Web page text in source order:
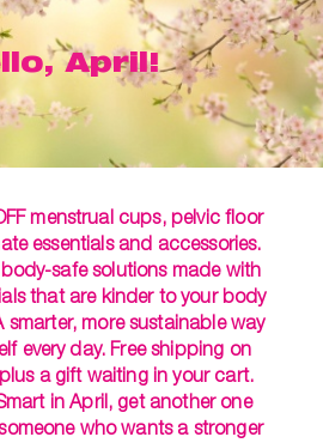
April!
menstrual cups, pelvic floor
essentials and accessories.
safe solutions made with
that are kinder to your body
more sustainable way
every day. Free shipping on
a gift waiting in your cart.
in April, get another one
who wants a stronger